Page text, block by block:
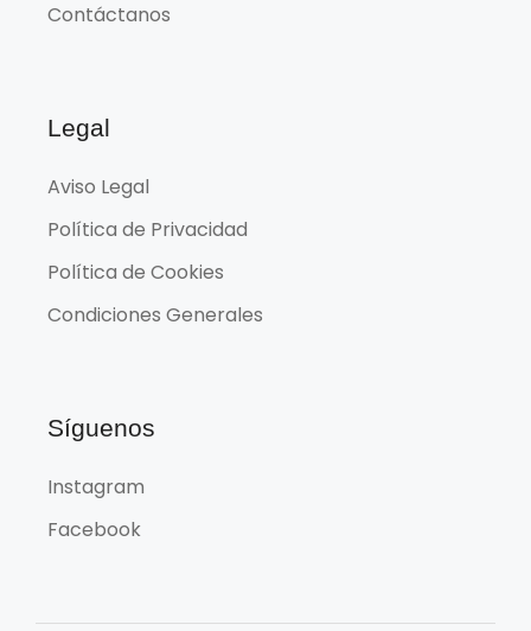
Contáctanos
Legal
Aviso Legal
Política de Privacidad
Política de Cookies
Condiciones Generales
Síguenos
Instagram
Facebook